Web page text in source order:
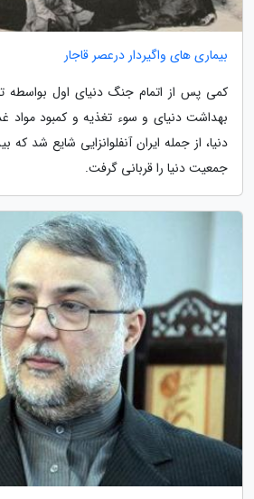
بیماری های واگیردار درعصر قاجار
کمی پس از اتمام جنگ دنیای اول بواسطه
بهداشت دنیای و سوء تغذیه و کمبود مواد
جمعیت دنیا را قربانی گرفت.